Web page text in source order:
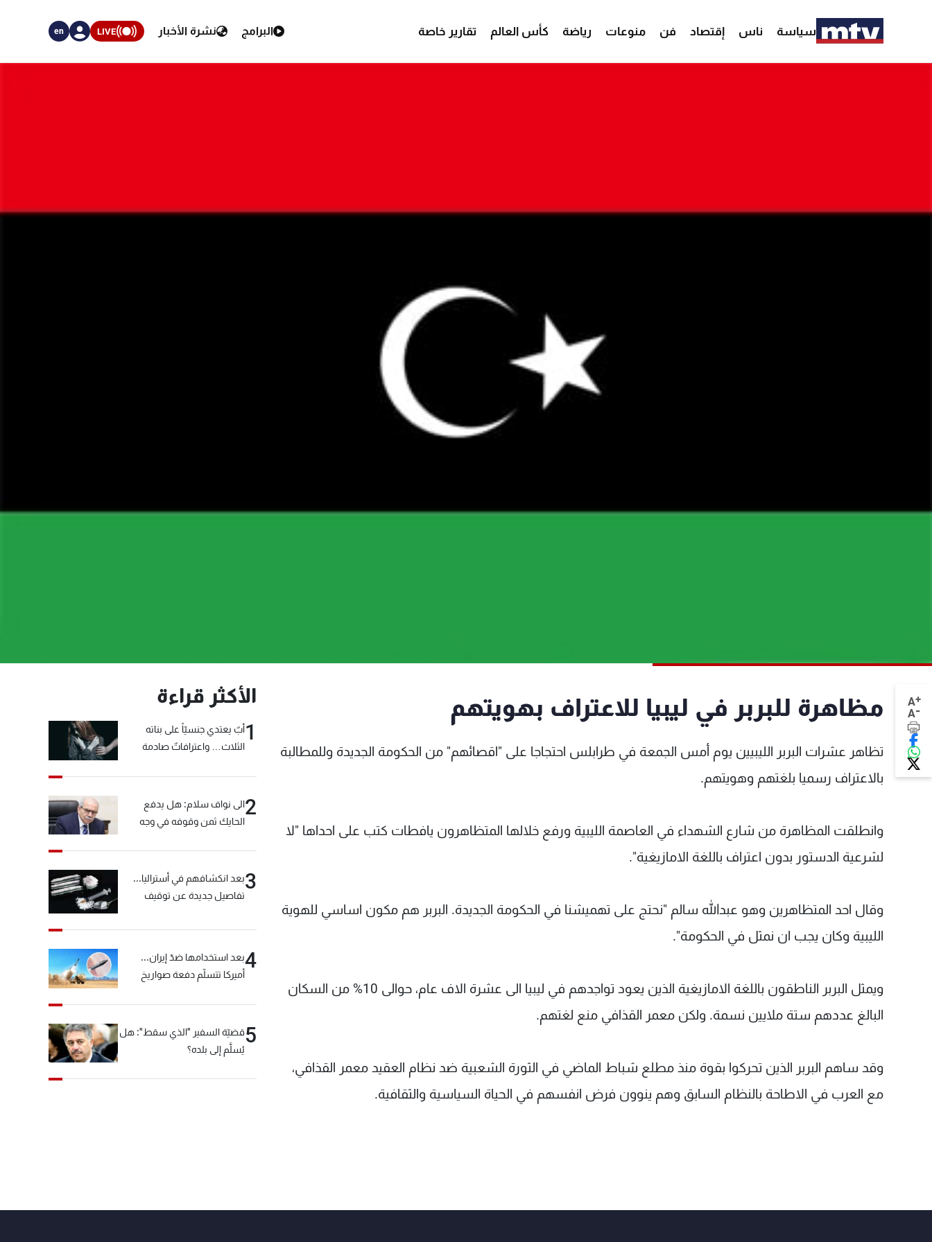
سياسة ناس إقتصاد فن منوعات رياضة كأس العالم تقارير خاصة البرامج نشرة الأخبار LIVE
en
A+
A- مظاهرة للبربر في ليبيا للاعتراف بهويتهم
تظاهر عشرات البربر الليبيين يوم أمس الجمعة في طرابلس احتجاجا على "اقصائهم" من الحكومة الجديدة وللمطالبة
بالاعتراف رسميا بلغتهم وهويتهم.
وانطلقت المظاهرة من شارع الشهداء في العاصمة الليبية ورفع خلالها المتظاهرون يافطات كتب على احداها "لا
لشرعية الدستور بدون اعتراف باللغة الامازيغية".
وقال احد المتظاهرين وهو عبدالله سالم "نحتج على تهميشنا في الحكومة الجديدة. البربر هم مكون اساسي للهوية
الليبية وكان يجب ان نمثل في الحكومة".
ويمثل البربر الناطقون باللغة الامازيغية الذين يعود تواجدهم في ليبيا الى عشرة الاف عام، حوالى 10% من السكان
البالغ عددهم ستة ملايين نسمة. ولكن معمر القذافي منع لغتهم.
وقد ساهم البربر الذين تحركوا بقوة منذ مطلع شباط الماضي في الثورة الشعبية ضد نظام العقيد معمر القذافي،
مع العرب في الاطاحة بالنظام السابق وهم ينوون فرض انفسهم في الحياة السياسية والثقافية.
الأكثر قراءة
1أبٌ يعتدي جنسيّاً على بناته
الثلاث… واعترافاتٌ صادمة
2الى نواف سلام: هل يدفع
الحايك ثمن وقوفه في وجه
3بعد انكشافهم في أستراليا...
تفاصيل جديدة عن توقيف
4بعد استخدامها ضدّ إيران...
أميركا تتسلّم دفعة صواريخ
5قضيّة السفير "الذي سقط": هل
يُسلَّم إلى بلده؟